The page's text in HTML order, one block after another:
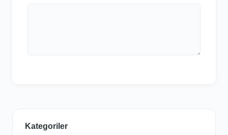
Kategoriler